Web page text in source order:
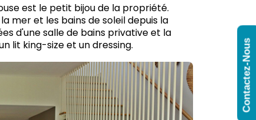
est le petit bijou de la propriété.
mer et les bains de soleil depuis la
d'une salle de bains privative et la
lit king-size et un dressing.
Contactez-Nous